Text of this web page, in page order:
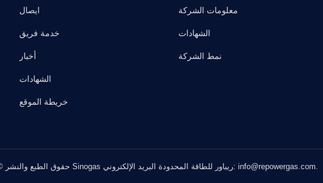
ايصال
خدمة فريق
أخبار
الشهادات
خريطة الموقع
معلومات الشركة
الشهادات
نمط الشركة
حقوق الطبع والنشر © 2019 تيانجين Sinogas ريباور للطاقة المحدودة البريد الإلكتروني: info@repowergas.com.